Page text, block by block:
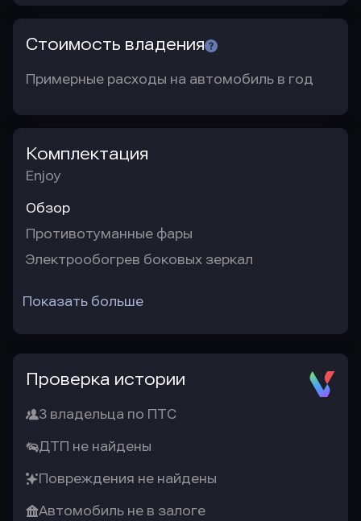
Стоимость владения
Примерные расходы на автомобиль в год
Комплектация
Enjoy
Обзор
Противотуманные фары
Электрообогрев боковых зеркал
Показать больше
Проверка истории
3 владельца по ПТС
ДТП не найдены
Повреждения не найдены
Автомобиль не в залоге